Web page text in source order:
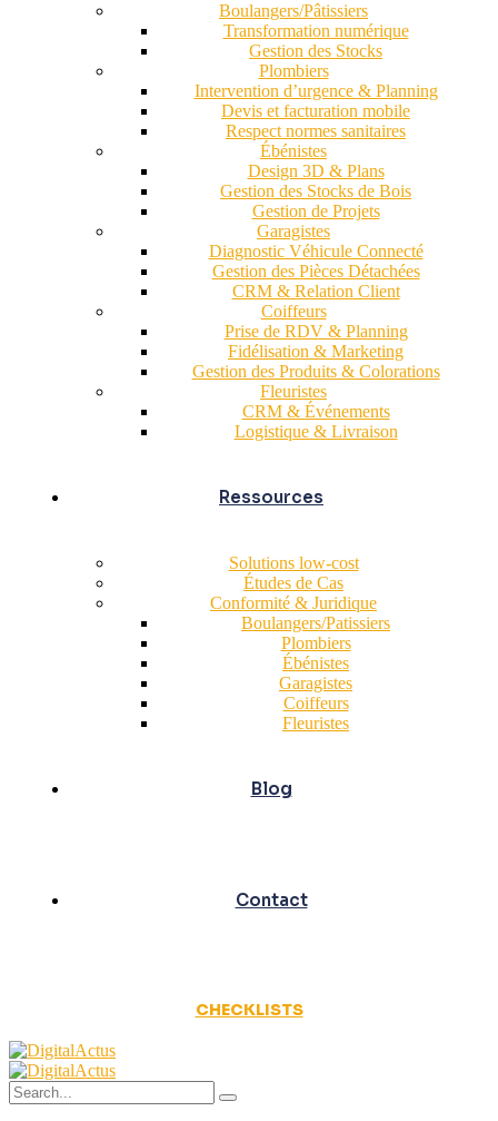
Boulangers/Pâtissiers
Transformation numérique
Gestion des Stocks
Plombiers
Intervention d’urgence & Planning
Devis et facturation mobile
Respect normes sanitaires
Ébénistes
Design 3D & Plans
Gestion des Stocks de Bois
Gestion de Projets
Garagistes
Diagnostic Véhicule Connecté
Gestion des Pièces Détachées
CRM & Relation Client
Coiffeurs
Prise de RDV & Planning
Fidélisation & Marketing
Gestion des Produits & Colorations
Fleuristes
CRM & Événements
Logistique & Livraison
Ressources
Solutions low-cost
Études de Cas
Conformité & Juridique
Boulangers/Patissiers
Plombiers
Ébénistes
Garagistes
Coiffeurs
Fleuristes
Blog
Contact
CHECKLISTS